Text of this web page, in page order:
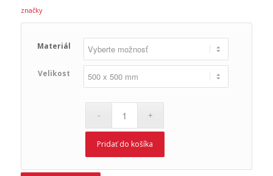
značky
Materiál
Velikost
Pridať do košíka